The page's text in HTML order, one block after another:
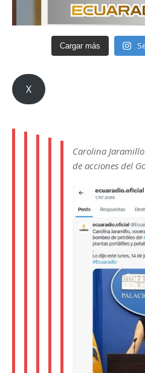
Cargar más
X
Carolina
de acciones del